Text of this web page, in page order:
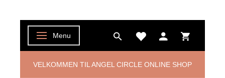
Skifte navigation
Menu
VELKOMMEN TIL ANGEL CIRCLE ONLINE SHOP